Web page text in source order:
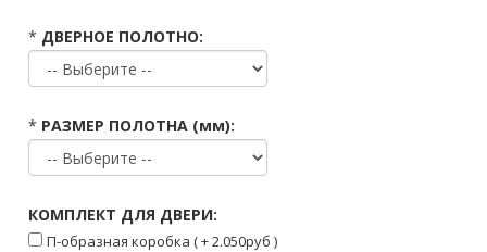
* ДВЕРНОЕ ПОЛОТНО:
* РАЗМЕР ПОЛОТНА (мм):
КОМПЛЕКТ ДЛЯ ДВЕРИ:
П-образная коробка ( + 2.050руб )